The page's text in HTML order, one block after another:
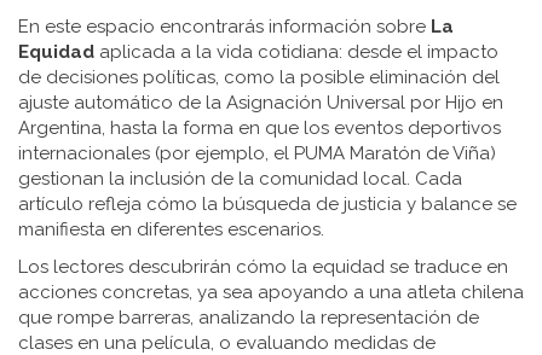
En este espacio encontrarás información sobre La
Equidad aplicada a la vida cotidiana: desde el impacto
de decisiones políticas, como la posible eliminación del
ajuste automático de la Asignación Universal por Hijo en
Argentina, hasta la forma en que los eventos deportivos
internacionales (por ejemplo, el PUMA Maratón de Viña)
gestionan la inclusión de la comunidad local. Cada
artículo refleja cómo la búsqueda de justicia y balance se
manifiesta en diferentes escenarios.
Los lectores descubrirán cómo la equidad se traduce en
acciones concretas, ya sea apoyando a una atleta chilena
que rompe barreras, analizando la representación de
clases en una película, o evaluando medidas de